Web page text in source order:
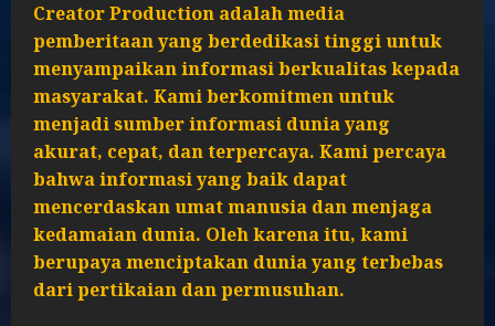
Creator Production adalah media
pemberitaan yang berdedikasi tinggi untuk
menyampaikan informasi berkualitas kepada
masyarakat. Kami berkomitmen untuk
menjadi sumber informasi dunia yang
akurat, cepat, dan terpercaya. Kami percaya
bahwa informasi yang baik dapat
mencerdaskan umat manusia dan menjaga
kedamaian dunia. Oleh karena itu, kami
berupaya menciptakan dunia yang terbebas
dari pertikaian dan permusuhan.